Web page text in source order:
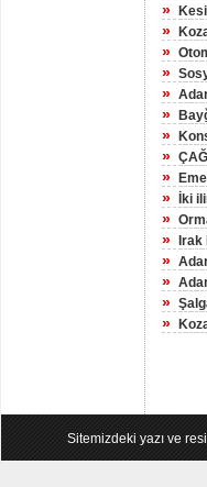
»
»
»
»
»
»
»
»
»
» İki
»
» Irak
»
»
»
»
Sitemizdeki yazı ve